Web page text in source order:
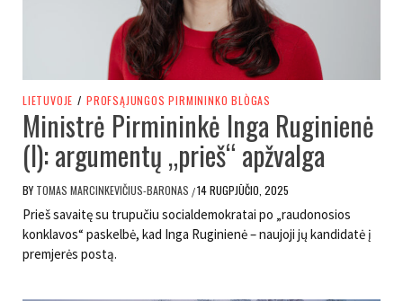
LIETUVOJE / PROFSĄJUNGOS PIRMININKO BLÒGAS
Ministrė Pirmininkė Inga Ruginienė
(I): argumentų „prieš“ apžvalga
BY TOMAS MARCINKEVIČIUS-BARONAS /14 RUGPJŪČIO, 2025
Prieš savaitę su trupučiu socialdemokratai po „raudonosios
konklavos“ paskelbė, kad Inga Ruginienė – naujoji jų kandidatė į
premjerės postą.